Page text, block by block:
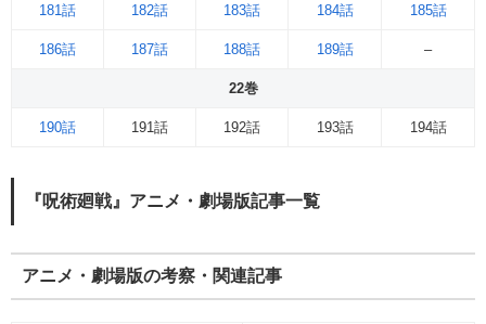
181話 182話 183話 184話 185話
186話 187話 188話 189話 –
22巻
190話 191話 192話 193話 194話
『呪術廻戦』アニメ・劇場版記事一覧
アニメ・劇場版の考察・関連記事